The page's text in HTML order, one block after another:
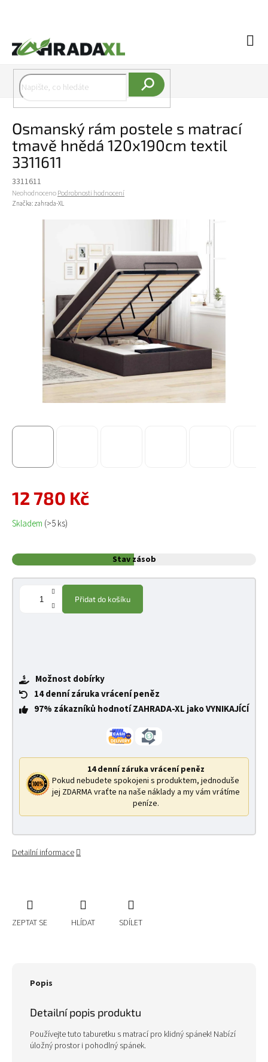
Osmanský rám postele s matrací
tmavě hnědá 120x190cm textil
3311611
3311611
Průměrné hodnocení produktu je 0,0 z 5 hvězdiček.
NeohodnocenoPodrobnosti hodnocení
Značka: zahrada-XL
12 780 Kč
Měrná cena:
Skladem (>5 ks)
Stav zásob
Přidat do košíku
Možnost dobírky
14 denní záruka vrácení peněz
97% zákazníků hodnotí ZAHRADA-XL jako VYNIKAJÍCÍ
14 denní záruka vrácení peněz
Pokud nebudete spokojeni s produktem, jednoduše
jej ZDARMA vraťte na naše náklady a my vám vrátíme
peníze.
Detailní informace
ZEPTAT SE HLÍDAT SDÍLET
Popis
Detailní popis produktu
Používejte tuto taburetku s matrací pro klidný spánek! Nabízí
úložný prostor i pohodlný spánek.